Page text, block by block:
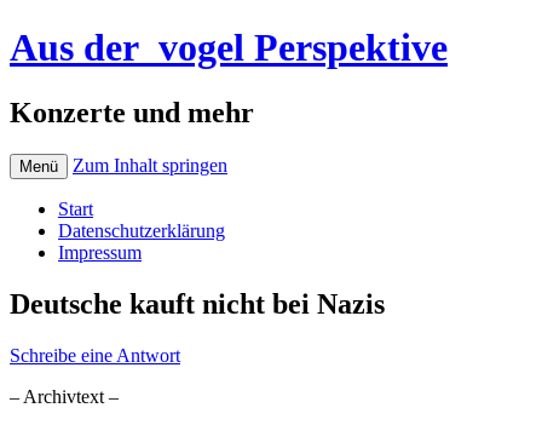
Aus der_vogel Perspektive
Konzerte und mehr
Menü Zum Inhalt springen
Start
Datenschutzerklärung
Impressum
Deutsche kauft nicht bei Nazis
Schreibe eine Antwort
– Archivtext –